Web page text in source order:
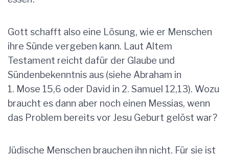
Gott schafft also eine Lösung, wie er Menschen
ihre Sünde vergeben kann. Laut Altem
Testament reicht dafür der Glaube und
Sündenbekenntnis aus (siehe Abraham in
1. Mose 15,6 oder David in 2. Samuel 12,13). Wozu
braucht es dann aber noch einen Messias, wenn
das Problem bereits vor Jesu Geburt gelöst war?
Jüdische Menschen brauchen ihn nicht. Für sie ist